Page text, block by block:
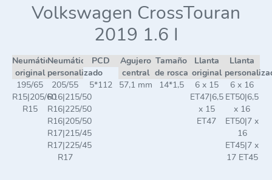
Volkswagen CrossTouran
2019 1.6 I
Neumático
original
Neumático
personalizado
PCD
Agujero
central
Tamaño
de rosca
Llanta
original
Llanta
195/65
R15|205/60
R15
205/55
R16|215/50
R16|225/50
R16|205/50
R17|215/45
R17|225/45
R17
5*112 57,1 mm 14*1,5
6 x 15
ET47|6,5
x 15
ET47
6 x 16
ET50|6,5
x 16
ET50|7 x
16
ET45|7 x
17 ET45